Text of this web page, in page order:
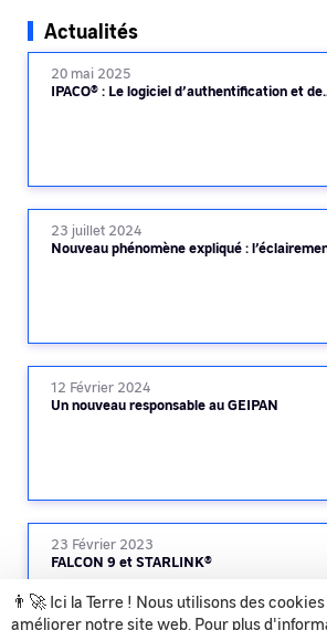
👨‍🚀 Ici la Terre ! Nous utilisons des
améliorer notre site web. Pour plus
Actualités
20 mai 2025
IPACO® : Le logiciel d’authentification et
23 juillet 2024
Nouveau phénomène expliqué :
12 Février 2024
Un nouveau responsable au GEIPAN
23 Février 2023
FALCON 9 et STARLINK®